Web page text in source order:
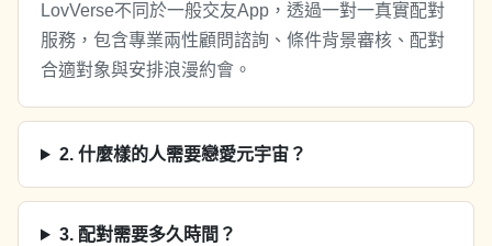
LovVerse不同於一般交友App，透過一對一真實配對
服務，包含專業兩性顧問諮詢、條件背景審核、配對
合適對象與安排浪漫約會。
2. 什麼樣的人需要戀愛元宇宙？
3. 配對需要多久時間？